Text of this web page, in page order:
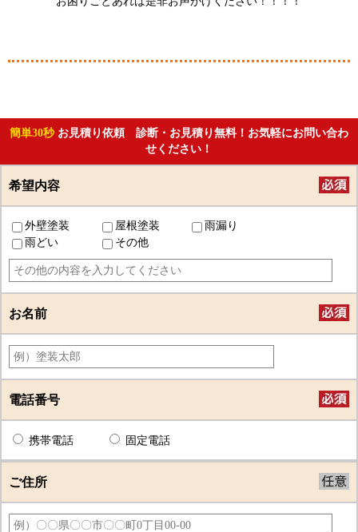
簡単30秒 お見積り依頼 診断・お見積り無料！お気軽にお問い合わ
せください！
希望内容
外壁塗装 屋根塗装
雨漏り
雨どい
その他
お名前
電話番号
携帯電話 固定電話
ご住所